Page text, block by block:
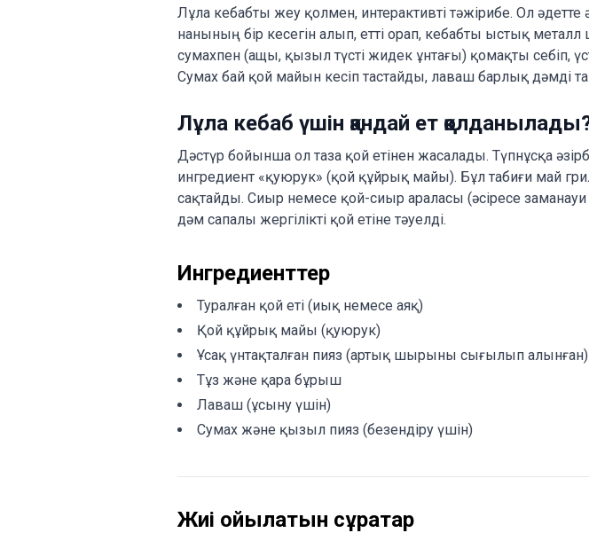
Лұла кебабты жеу қолмен, интерактивті тәжірибе. Ол
нанының бір кесегін алып, етті орап, кебабты ыстық
сумахпен (ащы, қызыл түсті жидек ұнтағы) қомақты себіп,
Сумах бай қой майын кесіп тастайды, лаваш барлық
Лұла кебаб үшін қандай ет
Дәстүр бойынша ол таза қой етінен жасалады. Түпнұсқа
ингредиент «қуюрук» (қой құйрық майы). Бұл табиғи май
сақтайды. Сиыр немесе қой-сиыр араласы (әсіресе
дәм сапалы жергілікті қой етіне тәуелді.
Ингредиенттер
Туралған қой еті (иық немесе аяқ)
Қой құйрық майы (қуюрук)
Ұсақ үнтақталған пияз (артық шырыны сығылып алынған)
Тұз және қара бұрыш
Лаваш (ұсыну үшін)
Сумах және қызыл пияз (безендіру үшін)
Жиі қойылатын сұрақтар